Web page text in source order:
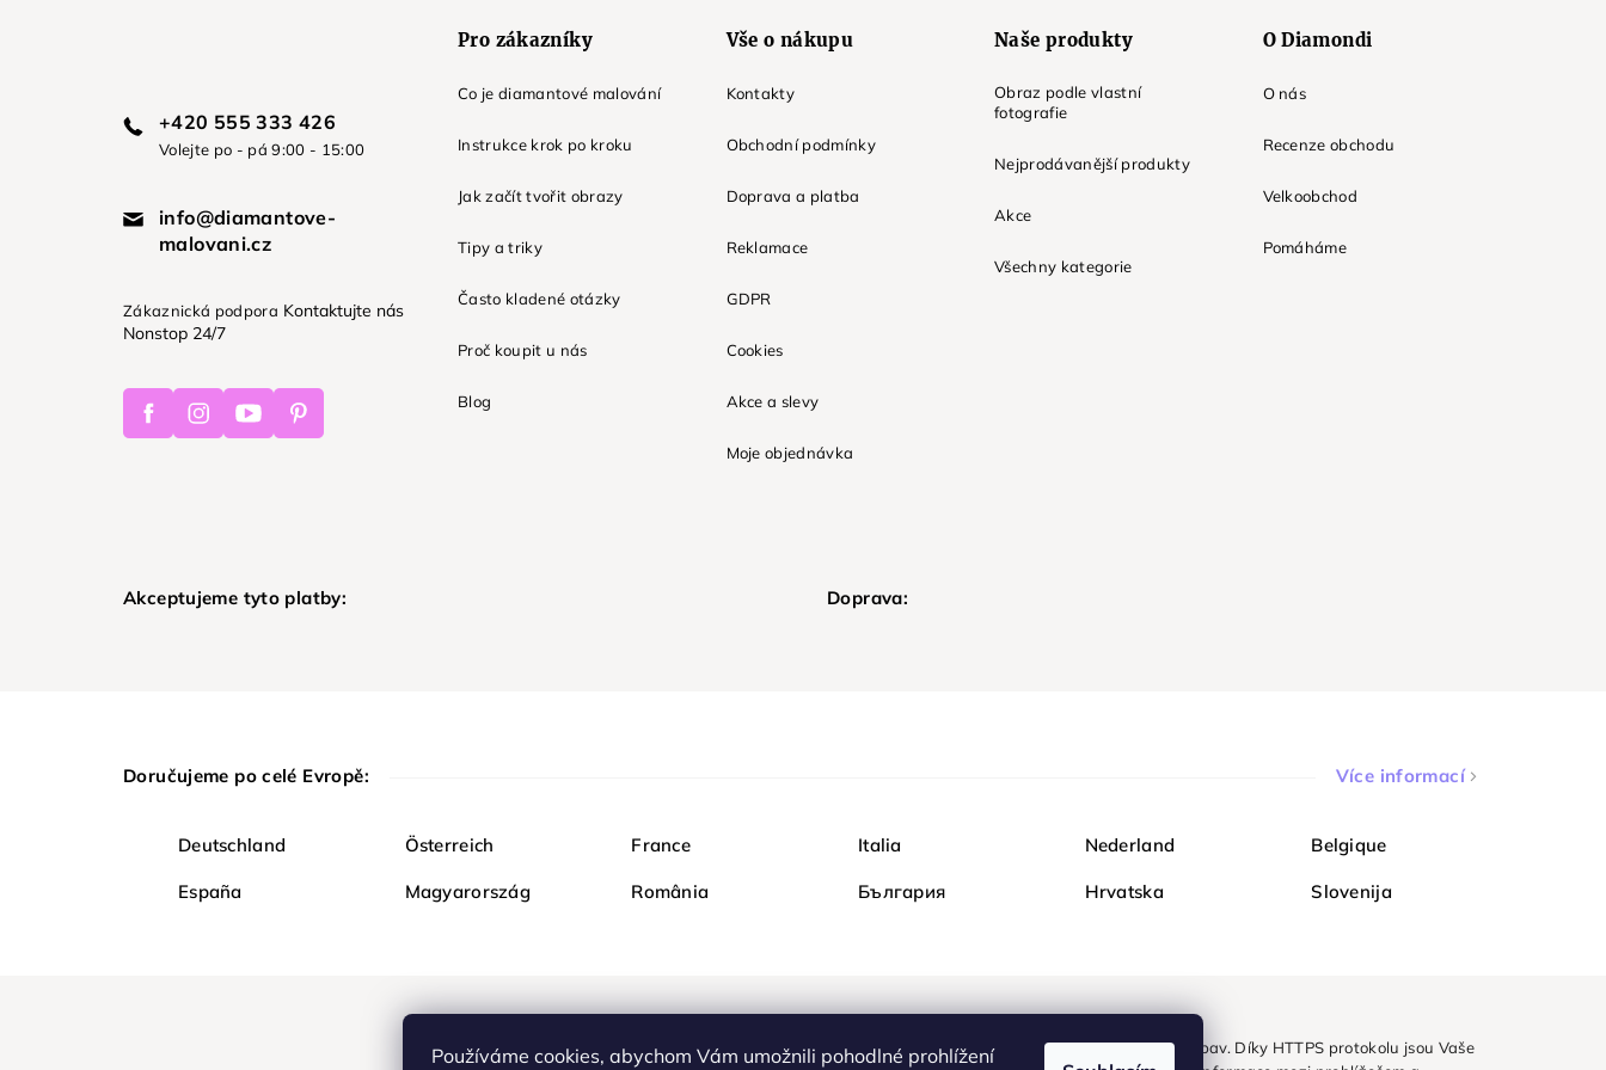
Používáme cookies, abychom Vám umožnili pohodlné prohlížení
+420 555 333 426
Volejte po - pá 9:00 - 15:00
info@diamantove-
malovani.cz
Zákaznická podpora Kontaktujte nás
Nonstop 24/7
FacebookInstagramYoutubePinterest
Pro zákazníky
Co je diamantové malování
Instrukce krok po kroku
Jak začít tvořit obrazy
Tipy a triky
Často kladené otázky
Proč koupit u nás
Blog
Vše o nákupu
Kontakty
Obchodní podmínky
Doprava a platba
Reklamace
GDPR
Cookies
Akce a slevy
Moje objednávka
Naše produkty
Obraz podle vlastní
fotografie
Nejprodávanější produkty
Akce
Všechny kategorie
O Diamondi
O nás
Recenze obchodu
Velkoobchod
Pomáháme
Akceptujeme tyto platby: Doprava:
Doručujeme po celé Evropě: Více informací
Deutschland Österreich France Italia Nederland Belgique
España Magyarország România България Hrvatska Slovenija
Nakupujte na Diamondi bezpečně a bez obav. Díky HTTPS protokolu jsou Vaše